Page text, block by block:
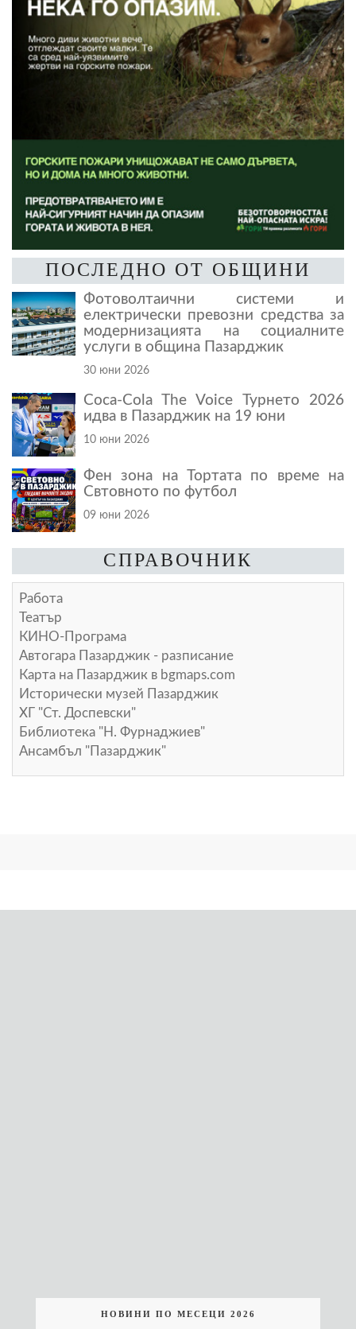
ПОСЛЕДНО ОТ ОБЩИНИ
Фотоволтаични системи и
електрически превозни средства за
модернизацията на социалните
услуги в община Пазарджик
30 юни 2026
Coca-Cola The Voice Турнето 2026
идва в Пазарджик на 19 юни
10 юни 2026
Фен зона на Тортата по време на
Свтовното по футбол
09 юни 2026
СПРАВОЧНИК
Работа
Театър
КИНО-Програма
Автогара Пазарджик - разписание
Карта на Пазарджик в bgmaps.com
Исторически музей Пазарджик
ХГ "Ст. Доспевски"
Библиотека "Н. Фурнаджиев"
Ансамбъл "Пазарджик"
НОВИНИ ПО МЕСЕЦИ 2026